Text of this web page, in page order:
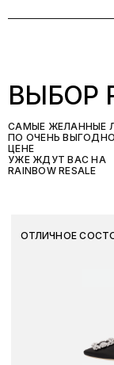
ВЫБОР
САМЫЕ ЖЕЛАННЫЕ
ПО ОЧЕНЬ
ЦЕНЕ
УЖЕ ЖДУТ ВАС НА
RAINBOW RESALE
ОТЛИЧНОЕ